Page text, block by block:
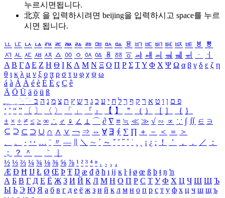
누르시면됩니다.
北京 을 입력하시려면 beijing을 입력하시고 space를 누르
시면 됩니다.
ㅥ ㅦ ㅧ ㅨ ㅩ ㅪ ㅫ ㅬ ㅭ ㅮ ㅯ ㅰ ㅱ ㅲ ㅳ ㅴ ㅵ ㅶ ㅷ ㅸ
ㅹ
ㅺ ㅻ ㅼ ㅽ ㅾ ㅿ ㆀ ㆁ ㆂ ㆃ ㆄ ㆅ ㆆ ㆇ ㆈ ㆉ ㆊ ㆋ ㆌ ㆍ
ㆎ
Α Β ΓΔ Ε Ζ Η Θ Ι ΚΛ Μ Ν Ξ Ο Π Ρ Σ ΤΥ Φ Χ Ψ Ω α β γ δ ε ζ η
θ ι κ λ μ ν ξ ο π ρ σ τ υ φ χ ψ ω
á à Á À é è É È ç Ç ê
Ä Ö Ü ä ö ü ß
ִֶֹ ֻּ ׁׂ פ ם ן ו ט א ר ק ף ך ל ח י ע כ ג ד ש ץ ת צ מ נ ה ב
‘ ’ “ ” 〔 〕 〈 〉 「 」 『 』 【 】 ＂ （ ） ［ ］ ｛ ｝
± × ÷ ≠ ≤ ≥ ∞ ∴ ♂ ♀ ∠ ⊥ ⌒ ∂ ∇ ≡ ≒ ≪ ≫ √ ∽ ∝ ∵ ∫ ∬ ∈ ∋
⊆ ⊇ ⊂ ⊃ ∪ ∩ ∧ ∨ ￢ ⇒ ⇔ ∀ ∃ ∮ ∑ ∏ ＋ － ＜ ＝
＞
、
。 · ‥ … ¨ 〃 ― ＼ ∼ ´ ～ ˇ ˘ ˝ ˚ ˙ ¸ ¡ ¿ ː ！ ＇ ， ． ／
：
；
？ ＾ ｀
½ ⅓ ⅔ ¼ ¾ ⅛ ⅜ ⅝ ⅞ ¹ ² ³ ⁴ ⁿ ₁ ₂ ₃ ₄
Æ Ð Ħ Ĳ Ł Ø Œ Þ Ŧ Ŋ æ đ ð ħ ı ĳ ĸ ŀ ł ø œ ß þ ŧ ŋ ŉ
А Б В Г Д Е Ё Ж З И Й К Л М Н О П Р С Т У Ф Х Ц Ч Ш Щ Ъ
Ы Ь Э Ю Я а б в г д е ё ж з и й к л м н о п р с т у ф х ц ч ш щ ъ